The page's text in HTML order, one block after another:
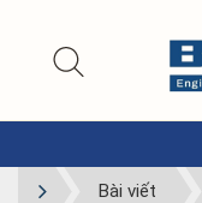
Bài viết